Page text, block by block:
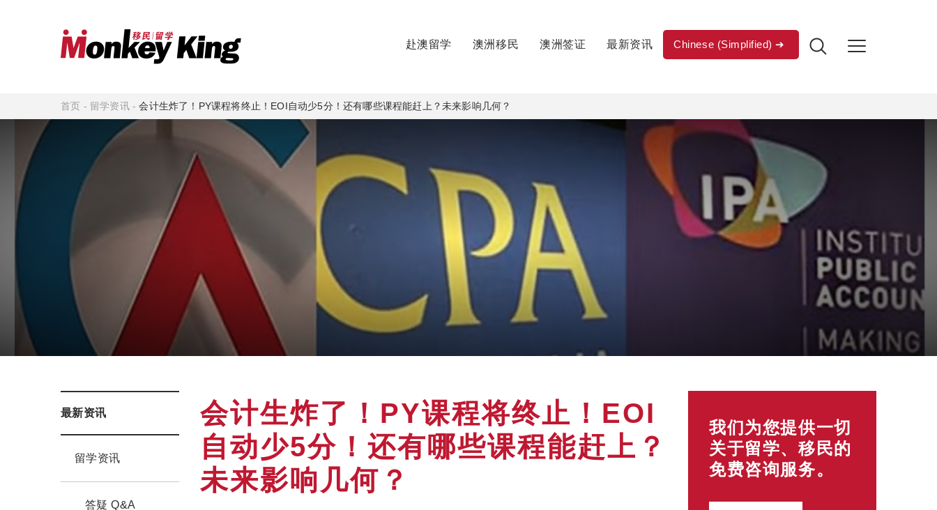
赴澳留学 澳洲移民 澳洲签证 最新资讯 Chinese (Simplified)
首页 - 留学资讯-会计生炸了！PY课程将终止！EOI自动少5分！还有哪些课程能赶上？未来影响几何？
最新资讯
留学资讯
答疑 Q&A
会计生炸了！PY课程将终止！EOI
自动少5分！还有哪些课程能赶上？
未来影响几何？
我们为您提供一切
关于留学、移民的
免费咨询服务。